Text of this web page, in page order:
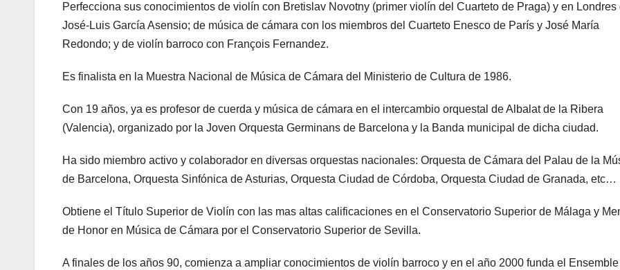
Perfecciona sus conocimientos de violín con Bretislav Novotny (primer violín del Cuarteto de Praga) y en Londres
José-Luis García Asensio; de música de cámara con los miembros del Cuarteto Enesco de París y José María
Redondo; y de violín barroco con François Fernandez.
Es finalista en la Muestra Nacional de Música de Cámara del Ministerio de Cultura de 1986.
Con 19 años, ya es profesor de cuerda y música de cámara en el intercambio orquestal de Albalat de la Ribera
(Valencia), organizado por la Joven Orquesta Germinans de Barcelona y la Banda municipal de dicha ciudad.
Ha sido miembro activo y colaborador en diversas orquestas nacionales: Orquesta de Cámara del Palau de la
de Barcelona, Orquesta Sinfónica de Asturias, Orquesta Ciudad de Córdoba, Orquesta Ciudad de Granada, etc…
Obtiene el Título Superior de Violín con las mas altas calificaciones en el Conservatorio Superior de Málaga y
de Honor en Música de Cámara por el Conservatorio Superior de Sevilla.
A finales de los años 90, comienza a ampliar conocimientos de violín barroco y en el año 2000 funda el Ensemble